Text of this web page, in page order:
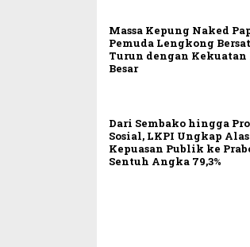
Massa Kepung Naked
Pemuda Lengkong
Turun dengan Kekuatan
Besar
Dari Sembako hingga
Sosial, LKPI Ungkap
Kepuasan Publik ke
Sentuh Angka 79,3%